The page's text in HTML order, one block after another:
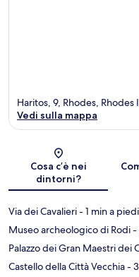
Haritos, 9, Rhodes, Rhodes
Vedi sulla mappa
Cosa c’è nei
dintorni?
Via dei Cavalieri- 1 min a piedi
Museo archeologico di Rodi-
Palazzo dei Gran Maestri dei
Castello della Città Vecchia-